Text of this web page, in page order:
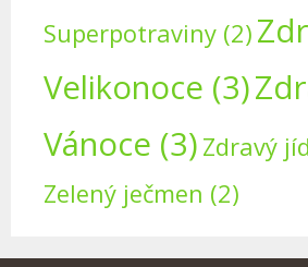
Superpotraviny (2)
Velikonoce (3)
Vánoce (3) Zdravý
Zelený ječmen (2)